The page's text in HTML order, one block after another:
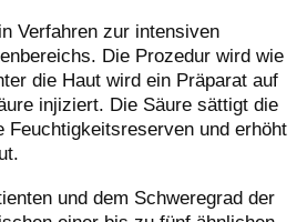
Verfahren zur intensiven
Die Prozedur wird wie
die Haut wird ein Präparat auf
injiziert. Die Säure sättigt die
Feuchtigkeitsreserven und erhöht
und dem Schweregrad der